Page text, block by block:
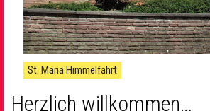
St. Mariä Himmelfahrt
Herzlich willkommen…